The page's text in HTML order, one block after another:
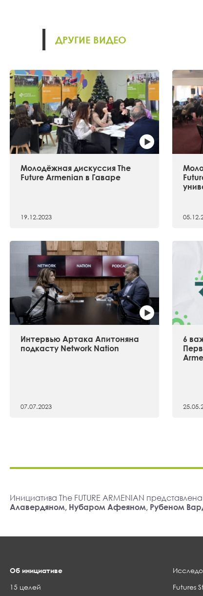
ДРУГИЕ ВИДЕО
Молодёжная дискуссия The
Future Armenian в Гаваре
19.12.2023
Интервью Артака Апитоняна
подкасту Network Nation
07.07.2023
6
Инициатива The FUTURE ARMENIAN
Алавердяном, Нубаром Афеяном, Рубеном
Об инициативе
15 целей
Futures